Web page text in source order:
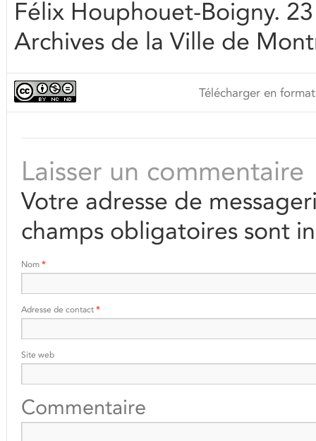
Félix Houphouet-Boigny.
Archives de la Ville de
Télécharger en
Laisser un commentaire
Votre adresse de
champs obligatoires sont
Nom *
Adresse de contact *
Site web
Commentaire